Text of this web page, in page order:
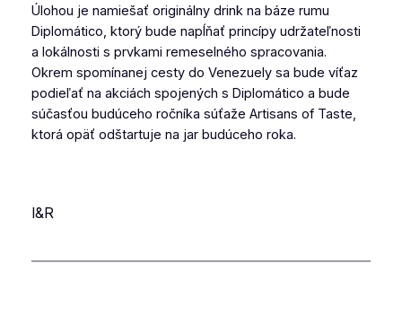
Úlohou je namiešať originálny drink na báze rumu
Diplomático, ktorý bude napĺňať princípy udržateľnosti
a lokálnosti s prvkami remeselného spracovania.
Okrem spomínanej cesty do Venezuely sa bude víťaz
podieľať na akciách spojených s Diplomático a bude
súčasťou budúceho ročníka súťaže Artisans of Taste,
ktorá opäť odštartuje na jar budúceho roka.
I&R